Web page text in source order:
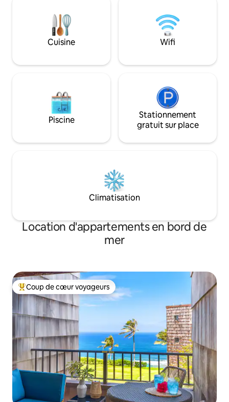
également une vue imprenable. Cuisine
entièrement approvisionnée. Balcon
lanai avec table et chaises pour manger
en extérieur. Parking gratuit dans cette
proximité vous emmène à la plage avec
rénové avec une
ouvertes et
plafond voûté.
parentales
climatisation, un
Cuisine Wifi
Piscine
Stationnement
gratuit sur place
Climatisation
Location d'appartements en bord de
mer
Coups de cœur voyageurs les plus appréciés
Coup de cœur voyageurs